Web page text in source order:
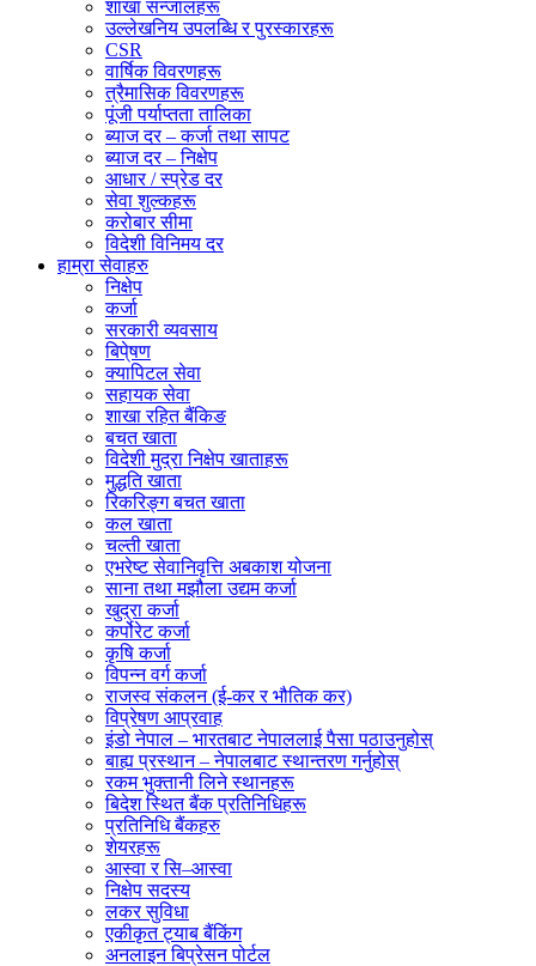
शाखा सन्जालहरू
उल्लेखनिय उपलब्धि र पुरस्कारहरू
CSR
वार्षिक विवरणहरू
त्रैमासिक विवरणहरू
पूंजी पर्याप्तता तालिका
ब्याज दर – कर्जा तथा सापट
ब्याज दर – निक्षेप
आधार / स्प्रेड दर
सेवा शुल्कहरू
करोबार सीमा
विदेशी विनिमय दर
हाम्रा सेवाहरु
निक्षेप
कर्जा
सरकारी व्यवसाय
बिपे्षण
क्यापिटल सेवा
सहायक सेवा
शाखा रहित बैंकिङ
बचत खाता
विदेशी मुद्रा निक्षेप खाताहरू
मुद्धति खाता
रिकरिङ्ग बचत खाता
कल खाता
चल्ती खाता
एभरेष्ट सेवानिवृत्ति अबकाश योजना
साना तथा मझौला उद्यम कर्जा
खुद्रा कर्जा
कर्पोरेट कर्जा
कृषि कर्जा
विपन्न वर्ग कर्जा
राजस्व संकलन (ई-कर र भौतिक कर)
विप्रेषण आप्रवाह
इंडो नेपाल – भारतबाट नेपाललाई पैसा पठाउनुहोस्
बाह्य प्रस्थान – नेपालबाट स्थान्तरण गर्नुहोस्
रकम भुक्तानी लिने स्थानहरू
बिदेश स्थित बैंक प्रतिनिधिहरू
प्रतिनिधि बैंकहरु
शेयरहरू
आस्वा र सि–आस्वा
निक्षेप सदस्य
लकर सुविधा
एकीकृत ट्याब बैंकिंग
अनलाइन बिप्रेसन पोर्टल